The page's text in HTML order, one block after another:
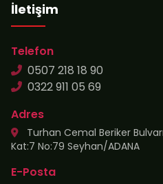
İletişim
Telefon
0507 218 18 90
0322 911 05 69
Adres
Turhan Cemal Beriker
Kat:7 No:79 Seyhan/ADANA
E-Posta